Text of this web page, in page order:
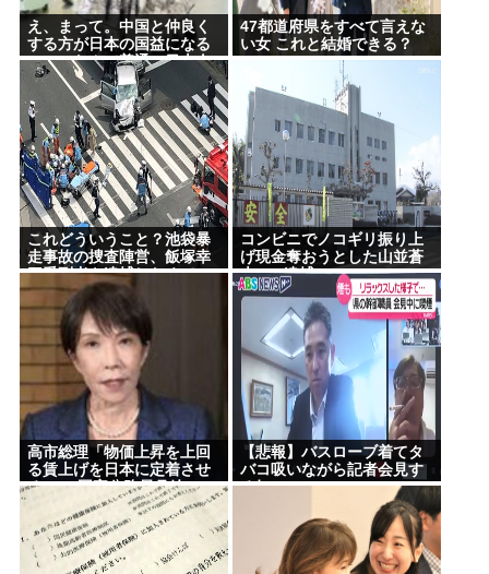
する奴www
話題になった映画｢8番出口｣､8月28日の金曜ロードシ
ョーで地上波初放送
誰でもできる仕事してるやつって死にたくならん
の？
なして君ら「テスラ」買わないの？モデル3なら300
万程度で買える.コスパ最強車がここにあるのに
【困惑】RPGのストーリーに恋とか愛とかいらなく
ね？www
林家パー子、認知症が進行「一人で外出られない」
難聴で夫・ペーと「筆談」…自宅全焼から約1年
一番うまい葉っぱがほうれん草という風潮
Powered by livedoor 相互RSS
え、まって。中国と仲良く
する方が日本の国益になる
のに、なんで普通の日本人
さんは中国にずっとケンカ
を売ってるの
47都道府県をすべて言えな
い女 これと結婚できる？
これどういうこと？池袋暴
走事故の捜査陣営、飯塚幸
三受刑者を逮捕しなくてい
い理由を考えるために1000
ページもの法解釈書を読ん
でた模様…自民議員からも
圧力
コンビニでノコギリ振り上
げ現金奪おうとした山並蒼
大(21)逮捕
高市総理「物価上昇を上回
る賃上げを日本に定着させ
る」 →国家公務員月給
3.51％増へ 地方公務員も追
随する見通し
【悲報】バスローブ着てタ
バコ吸いながら記者会見す
る奴www